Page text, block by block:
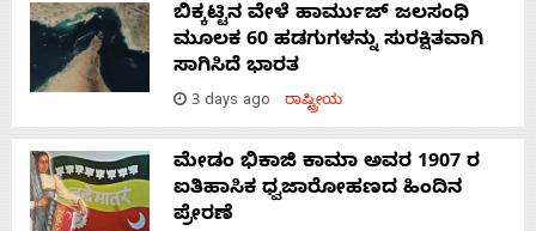
ಬಿಕ್ಕಟ್ಟಿನ ವೇಳೆ ಹಾರ್ಮುಜ್ ಜಲಸಂಧಿ
ಮೂಲಕ 60 ಹಡಗುಗಳನ್ನು ಸುರಕ್ಷಿತವಾಗಿ
ಸಾಗಿಸಿದೆ ಭಾರತ
3 days ago ರಾಷ್ಟ್ರೀಯ
ಮೇಡಂ ಭಿಕಾಜಿ ಕಾಮಾ ಅವರ 1907 ರ
ಐತಿಹಾಸಿಕ ಧ್ವಜಾರೋಹಣದ ಹಿಂದಿನ
ಪ್ರೇರಣೆ